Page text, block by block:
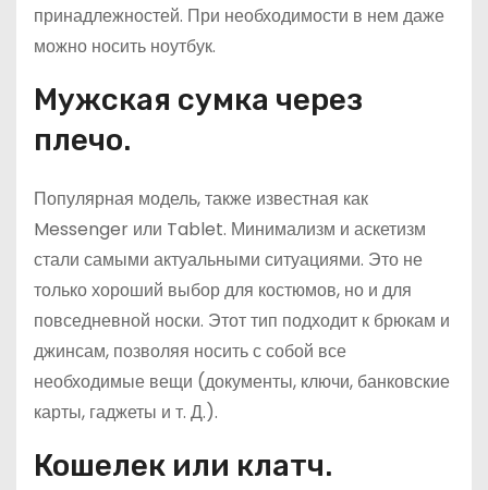
принадлежностей. При необходимости в нем даже
можно носить ноутбук.
Мужская сумка через
плечо.
Популярная модель, также известная как
Messenger или Tablet. Минимализм и аскетизм
стали самыми актуальными ситуациями. Это не
только хороший выбор для костюмов, но и для
повседневной носки. Этот тип подходит к брюкам и
джинсам, позволяя носить с собой все
необходимые вещи (документы, ключи, банковские
карты, гаджеты и т. Д.).
Кошелек или клатч.